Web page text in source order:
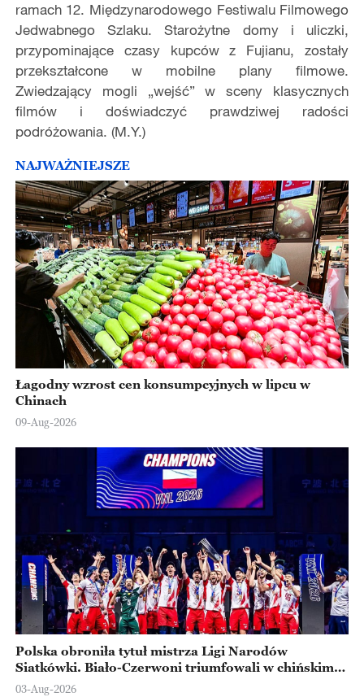
ramach 12. Międzynarodowego Festiwalu Filmowego
Jedwabnego Szlaku. Starożytne domy i uliczki,
przypominające czasy kupców z Fujianu, zostały
przekształcone w mobilne plany filmowe.
Zwiedzający mogli „wejść” w sceny klasycznych
filmów i doświadczyć prawdziwej radości
podróżowania. (M.Y.)
NAJWAŻNIEJSZE
Łagodny wzrost cen konsumpcyjnych w lipcu w
Chinach
09-Aug-2026
Polska obroniła tytuł mistrza Ligi Narodów
Siatkówki. Biało-Czerwoni triumfowali w chińskim
Ningbo
03-Aug-2026